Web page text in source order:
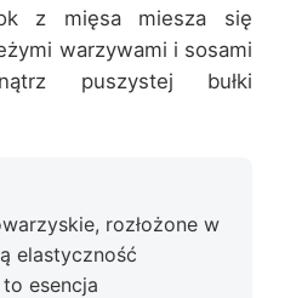
z mięsa miesza się
warzywami i sosami
puszystej bułki
rozłożone w
elastyczność
esencja